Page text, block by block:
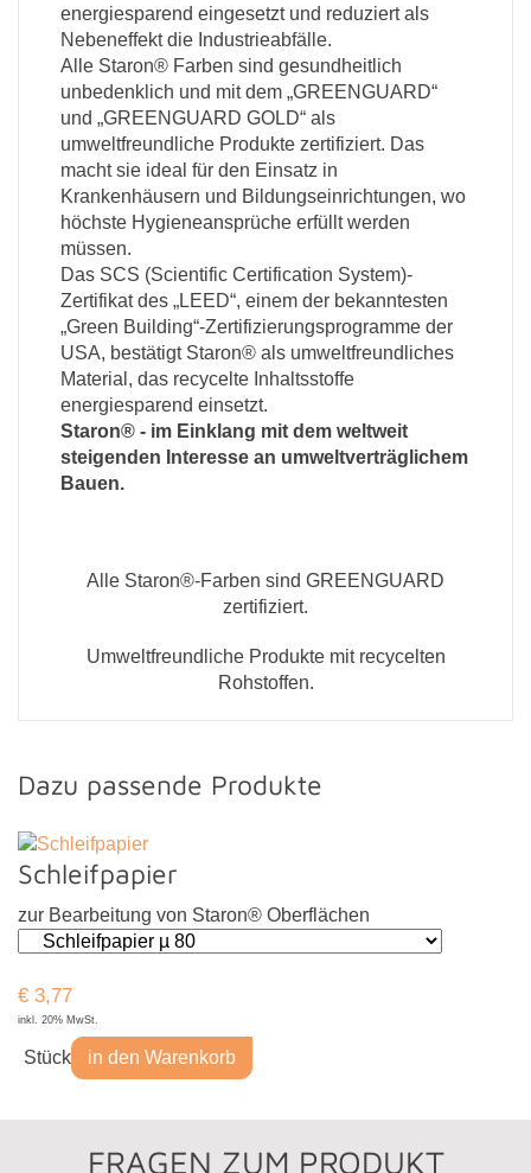
energiesparend eingesetzt und reduziert als
Nebeneffekt die Industrieabfälle.
Alle Staron® Farben sind gesundheitlich
unbedenklich und mit dem „GREENGUARD“
und „GREENGUARD GOLD“ als
umweltfreundliche Produkte zertifiziert. Das
macht sie ideal für den Einsatz in
Krankenhäusern und Bildungseinrichtungen, wo
höchste Hygieneansprüche erfüllt werden
müssen.
Das SCS (Scientific Certification System)-
Zertifikat des „LEED“, einem der bekanntesten
„Green Building“-Zertifizierungsprogramme der
USA, bestätigt Staron® als umweltfreundliches
Material, das recycelte Inhaltsstoffe
energiesparend einsetzt.
Staron® - im Einklang mit dem weltweit
steigenden Interesse an umweltverträglichem
Bauen.
Alle Staron®-Farben sind GREENGUARD
zertifiziert.
Umweltfreundliche Produkte mit recycelten
Rohstoffen.
Dazu passende Produkte
Schleifpapier
zur Bearbeitung von Staron® Oberflächen
€ 3,77
inkl. 20% MwSt.
Stück in den Warenkorb
FRAGEN ZUM PRODUKT